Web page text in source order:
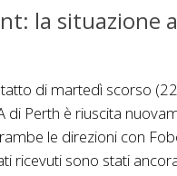
la situazione
di martedì scorso
di Perth è riuscita
le direzioni con
ricevuti sono stati